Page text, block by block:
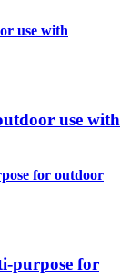
use with
purpose for